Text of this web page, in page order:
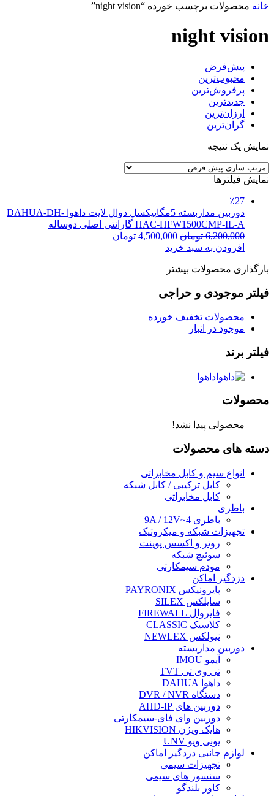
خانه محصولات برچسب خورده “night vision”
night vision
پیش‌فرض
محبوب‌ترین
پرفروش‌ترین
جدیدترین
ارزان‌ترین
گران‌ترین
نمایش یک نتیجه
نمایش فیلترها
٪27
دوربین مداربسته 5مگاپیکسل دوال لایت داهوا DAHUA-DH-
HAC-HFW1500CMP-IL-A گارانتی اصلی دوساله
6,200,000 تومان 4,500,000 تومان
افزودن به سبد خرید
بارگذاری محصولات بیشتر
فیلتر موجودی و حراجی
محصولات تخفیف خورده
موجود در انبار
فیلتر برند
داهوا
محصولات
محصولی پیدا نشد!
دسته های محصولات
انواع سیم و کابل مخابراتی
کابل ترکیبی / کابل شبکه
کابل مخابراتی
باطری
باطری 4~9A / 12V
تجهیزات شبکه و میکروتیک
روتر و اکسس پوینت
سوئیچ شبکه
مودم سیمکارتی
دزدگیر اماکن
پایرونیکس PAYRONIX
سایلکس SILEX
فایروال FIREWALL
کلاسیک CLASSIC
نیولکس NEWLEX
دوربین مداربسته
آیمو IMOU
تی وی تی TVT
داهوا DAHUA
دستگاه DVR / NVR
دوربین های AHD-IP
دوربین وای فای-سیمکارتی
هایک ویژن HIKVISION
یونی ویو UNV
لوازم جانبی دزدگیر اماکن
تجهیزات سیمی
سنسور های سیمی
کاور بلندگو